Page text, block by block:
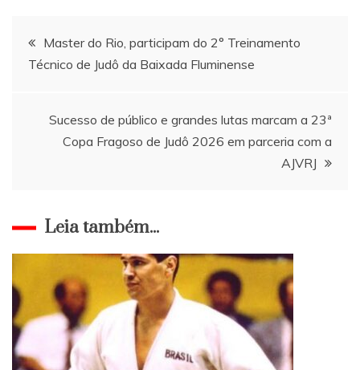
Navegação
de
Post
Master do Rio, participam do 2° Treinamento
Técnico de Judô da Baixada Fluminense
Sucesso de público e grandes lutas marcam a 23ª
Copa Fragoso de Judô 2026 em parceria com a
AJVRJ
Leia também...